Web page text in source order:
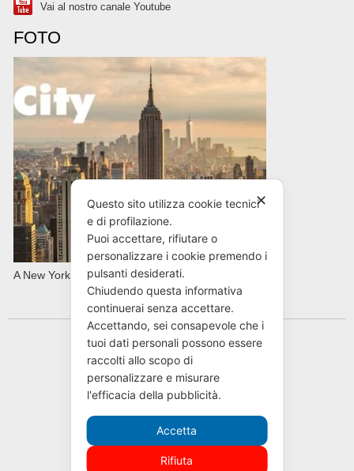
Vai al nostro canale Youtube
FOTO
A New York con AVIS in primavera
✕
Questo sito utilizza cookie tecnici
e di profilazione.
Puoi accettare, rifiutare o
personalizzare i cookie premendo i
pulsanti desiderati.
Chiudendo questa informativa
continuerai senza accettare.
Accettando, sei consapevole che i
tuoi dati personali possono essere
raccolti allo scopo di
personalizzare e misurare
l'efficacia della pubblicità.
Accetta
Rifiuta